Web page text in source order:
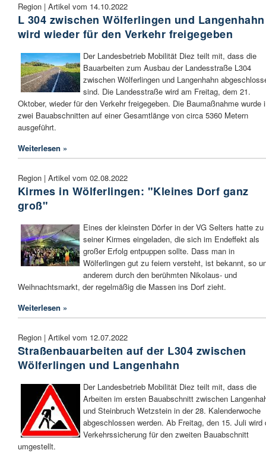
Region | Artikel vom 14.10.2022
L 304 zwischen Wölferlingen und Langenhahn
wird wieder für den Verkehr freigegeben
Der Landesbetrieb Mobilität Diez teilt mit, dass die
Bauarbeiten zum Ausbau der Landesstraße L304
zwischen Wölferlingen und Langenhahn
sind. Die Landesstraße wird am Freitag, dem 21.
Oktober, wieder für den Verkehr freigegeben. Die Baumaßnahme wurde
zwei Bauabschnitten auf einer Gesamtlänge von circa 5360 Metern
ausgeführt.
Weiterlesen »
Region | Artikel vom 02.08.2022
Kirmes in Wölferlingen: "Kleines Dorf ganz
groß"
Eines der kleinsten Dörfer in der VG Selters hatte zu
seiner Kirmes eingeladen, die sich im Endeffekt als
großer Erfolg entpuppen sollte. Dass man in
Wölferlingen gut zu feiern versteht, ist bekannt, so
anderem durch den berühmten Nikolaus- und
Weihnachtsmarkt, der regelmäßig die Massen ins Dorf zieht.
Weiterlesen »
Region | Artikel vom 12.07.2022
Straßenbauarbeiten auf der L304 zwischen
Wölferlingen und Langenhahn
Der Landesbetrieb Mobilität Diez teilt mit, dass die
Arbeiten im ersten Bauabschnitt zwischen
und Steinbruch Wetzstein in der 28. Kalenderwoche
abgeschlossen werden. Ab Freitag, den 15. Juli wird
Verkehrssicherung für den zweiten Bauabschnitt
umgestellt.